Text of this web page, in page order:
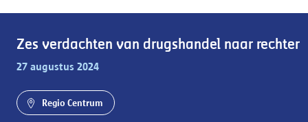
Zes verdachten van drugshandel naar rechter
27 augustus 2024
Regio Centrum